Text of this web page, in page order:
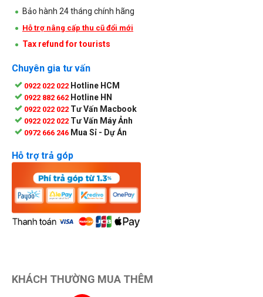
Bảo hành 24 tháng chính hãng
Hỗ trợ nâng cấp thu cũ đổi mới
Tax refund for tourists
Chuyên gia tư vấn
0922 022 022 Hotline HCM
0922 882 662 Hotline HN
0922 022 022 Tư Vấn Macbook
0922 022 022 Tư Vấn Máy Ảnh
0972 666 246 Mua Sỉ - Dự Án
Hỗ trợ trả góp
KHÁCH THƯỜNG MUA THÊM